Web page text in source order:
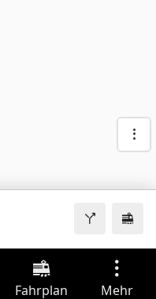
Fahrplan Mehr